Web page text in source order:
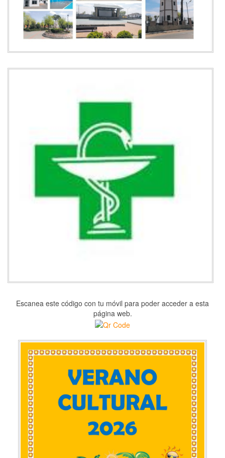
Escanea este código con tu móvil para poder acceder a esta
página web.